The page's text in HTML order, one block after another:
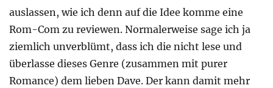
auslassen, wie ich denn auf die Idee komme eine
Rom-Com zu reviewen. Normalerweise sage ich ja
ziemlich unverblümt, dass ich die nicht lese und
überlasse dieses Genre (zusammen mit purer
Romance) dem lieben Dave. Der kann damit mehr